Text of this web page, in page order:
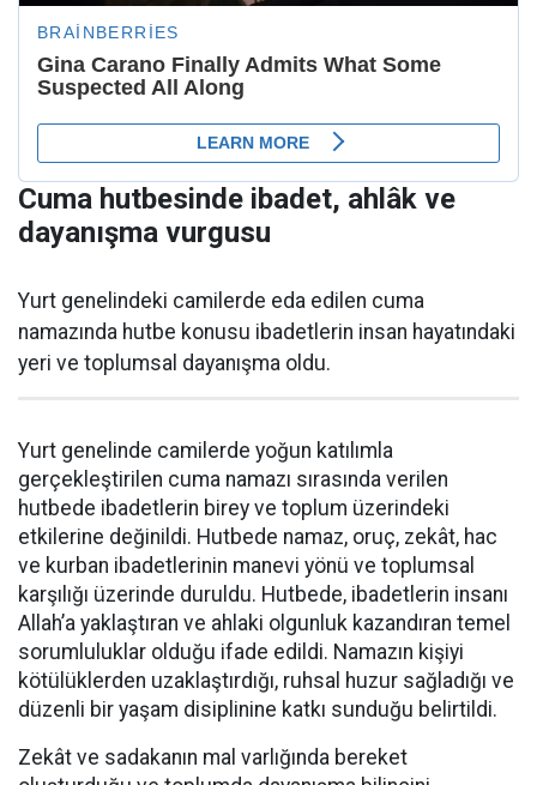
Cuma hutbesinde ibadet, ahlâk ve
dayanışma vurgusu
Yurt genelindeki camilerde eda edilen cuma
namazında hutbe konusu ibadetlerin insan hayatındaki
yeri ve toplumsal dayanışma oldu.
Yurt genelinde camilerde yoğun katılımla
gerçekleştirilen cuma namazı sırasında verilen
hutbede ibadetlerin birey ve toplum üzerindeki
etkilerine değinildi. Hutbede namaz, oruç, zekât, hac
ve kurban ibadetlerinin manevi yönü ve toplumsal
karşılığı üzerinde duruldu. Hutbede, ibadetlerin insanı
Allah’a yaklaştıran ve ahlaki olgunluk kazandıran temel
sorumluluklar olduğu ifade edildi. Namazın kişiyi
kötülüklerden uzaklaştırdığı, ruhsal huzur sağladığı ve
düzenli bir yaşam disiplinine katkı sunduğu belirtildi.
Zekât ve sadakanın mal varlığında bereket